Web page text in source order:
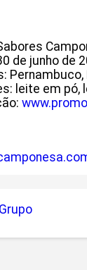
de junho de
Pernambuco,
leite em pó,